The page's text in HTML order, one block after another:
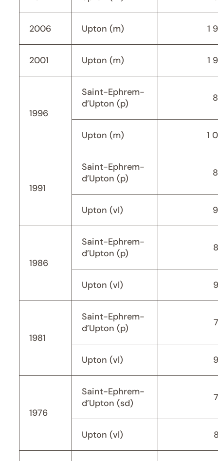
2006 Upton (m) 1
2001 Upton (m) 1
1996
Saint-Ephrem-
d’Upton (p)
Upton (m) 1
1991
Saint-Ephrem-
d’Upton (p)
Upton (vl)
1986
Saint-Ephrem-
d’Upton (p)
Upton (vl)
1981
Saint-Ephrem-
d’Upton (p)
Upton (vl)
1976
Saint-Ephrem-
d’Upton (sd)
Upton (vl)